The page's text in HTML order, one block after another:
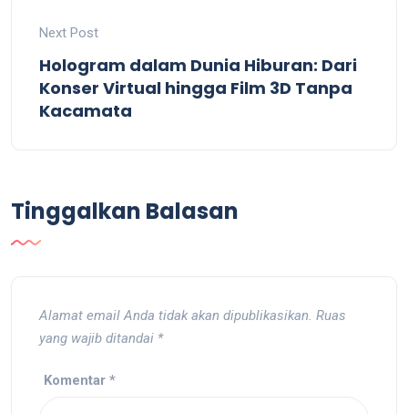
Next Post
Hologram dalam Dunia Hiburan: Dari
Konser Virtual hingga Film 3D Tanpa
Kacamata
Tinggalkan Balasan
Alamat email Anda tidak akan dipublikasikan. Ruas
yang wajib ditandai *
Komentar *